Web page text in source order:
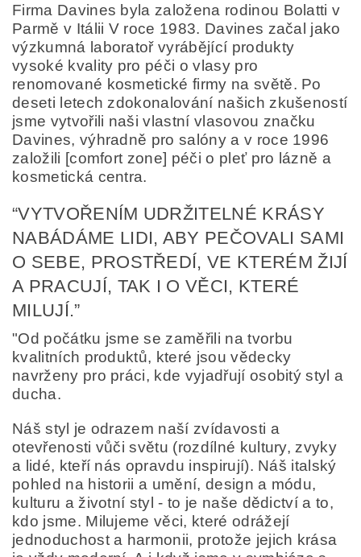
Odesláním formuláře/objednávky vyjadřujete souhlas
se zpracováním osobních údajů v souladu sdefinicí
ochrany osobních údajů .
Firma Davines byla založena rodinou Bolatti v
Parmě v Itálii V roce 1983. Davines začal jako
výzkumná laboratoř vyrábějící produkty
vysoké kvality pro péči o vlasy pro
renomované kosmetické firmy na světě. Po
deseti letech zdokonalování našich zkušeností
jsme vytvořili naši vlastní vlasovou značku
Davines, výhradně pro salóny a v roce 1996
založili [comfort zone] péči o pleť pro lázně a
kosmetická centra.
“VYTVOŘENÍM UDRŽITELNÉ KRÁSY
NABÁDÁME LIDI, ABY PEČOVALI SAMI
O SEBE, PROSTŘEDÍ, VE KTERÉM ŽIJÍ
A PRACUJÍ, TAK I O VĚCI, KTERÉ
MILUJÍ.”
"Od počátku jsme se zaměřili na tvorbu
kvalitních produktů, které jsou vědecky
navrženy pro práci, kde vyjadřují osobitý styl a
ducha.
Náš styl je odrazem naší zvídavosti a
otevřenosti vůči světu (rozdílné kultury, zvyky
a lidé, kteří nás opravdu inspirují). Náš italský
pohled na historii a umění, design a módu,
kulturu a životní styl - to je naše dědictví a to,
kdo jsme. Milujeme věci, které odrážejí
jednoduchost a harmonii, protože jejich krása